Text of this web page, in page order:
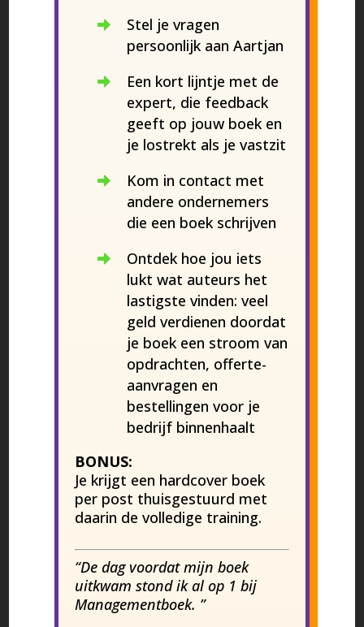
Stel je vragen
persoonlijk aan Aartjan
Een kort lijntje met de
expert, die feedback
geeft op jouw boek en
je lostrekt als je vastzit
Kom in contact met
andere ondernemers
die een boek schrijven
Ontdek hoe jou iets
lukt wat auteurs het
lastigste vinden: veel
geld verdienen doordat
je boek een stroom van
opdrachten, offerte-
aanvragen en
bestellingen voor je
bedrijf binnenhaalt
BONUS:
Je krijgt een hardcover boek
per post thuisgestuurd met
daarin de volledige training.
“De dag voordat mijn boek
uitkwam stond ik al op 1 bij
Managementboek. ”